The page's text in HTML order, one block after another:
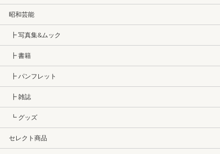
昭和芸能
┣ 写真集&ムック
┣ 書籍
┣ パンフレット
┣ 雑誌
┗ グッズ
セレクト商品